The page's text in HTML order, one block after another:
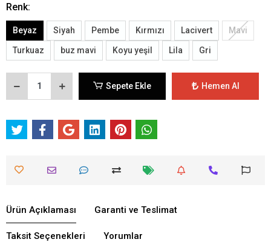
Renk:
Beyaz Siyah Pembe Kırmızı Lacivert Mavi
Turkuaz buz mavi Koyu yeşil Lila Gri
Sepete Ekle Hemen Al
Ürün Açıklaması Garanti ve Teslimat
Taksit Seçenekleri Yorumlar